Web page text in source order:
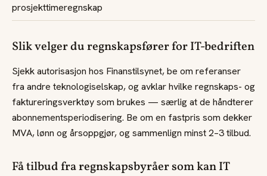
prosjekttimeregnskap
Slik velger du regnskapsfører for IT-bedriften
Sjekk autorisasjon hos Finanstilsynet, be om referanser
fra andre teknologiselskap, og avklar hvilke regnskaps- og
faktureringsverktøy som brukes — særlig at de håndterer
abonnementsperiodisering. Be om en fastpris som dekker
MVA, lønn og årsoppgjør, og sammenlign minst 2–3 tilbud.
Få tilbud fra regnskapsbyråer som kan IT